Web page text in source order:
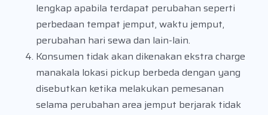
lengkap apabila terdapat perubahan seperti
perbedaan tempat jemput, waktu jemput,
perubahan hari sewa dan lain-lain.
Konsumen tidak akan dikenakan ekstra charge
manakala lokasi pickup berbeda dengan yang
disebutkan ketika melakukan pemesanan
selama perubahan area jemput berjarak tidak